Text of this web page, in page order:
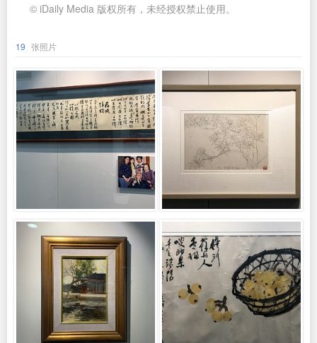
© iDaily Media 版权所有，未经授权禁止使用。
19 张照片